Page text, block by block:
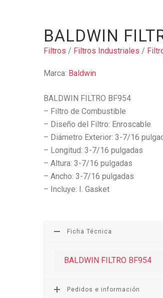
BALDWIN
Filtros / Filtros Industriales /
Marca: Baldwin
BALDWIN FILTRO BF954
– Filtro de Combustible
– Diseño del Filtro: Enroscable
– Diámetro Exterior: 3-7/16
– Longitud: 3-7/16 pulgadas
– Altura: 3-7/16 pulgadas
– Ancho: 3-7/16 pulgadas
– Incluye: I. Gasket
Ficha Técnica
BALDWIN FILTRO BF954
Pedidos e información